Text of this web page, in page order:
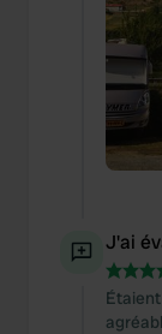
J'ai